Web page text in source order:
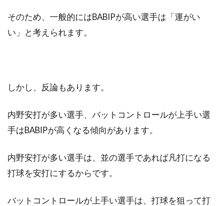
そのため、一般的にはBABIPが高い選手は「運がい
い」と考えられます。
しかし、反論もあります。
内野安打が多い選手、バットコントロールが上手い選
手はBABIPが高くなる傾向があります。
内野安打が多い選手は、並の選手であれば凡打になる
打球を安打にするからです。
バットコントロールが上手い選手は、打球を狙って打